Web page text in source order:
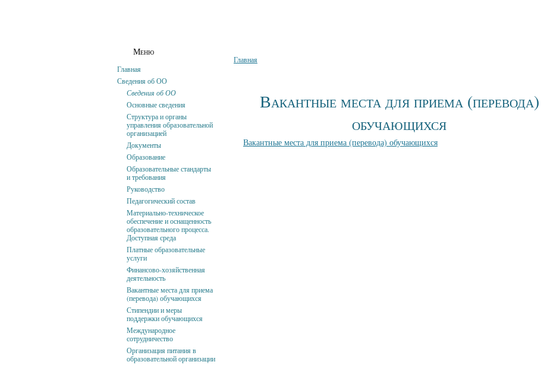
Меню
Главная
Сведения об ОО
Сведения об ОО
Основные сведения
Структура и органы
управления образовательной
организацией
Документы
Образование
Образовательные стандарты
и требования
Руководство
Педагогический состав
Материально-техническое
обеспечение и оснащенность
образовательного процесса.
Доступная среда
Платные образовательные
услуги
Финансово-хозяйственная
деятельность
Вакантные места для приема
(перевода) обучающихся
Стипендии и меры
поддержки обучающихся
Международное
сотрудничество
Организация питания в
образовательной организации
Главная
Вакантные места для приема (перевода)
обучающихся
Вакантные места для приема (перевода) обучающихся